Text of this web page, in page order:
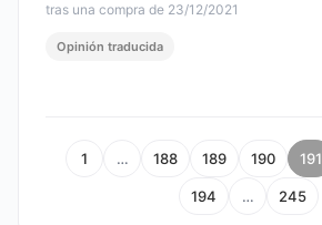
tras una compra de 23/12/2021
Opinión traducida
1 … 188 189 190 191
194 … 245